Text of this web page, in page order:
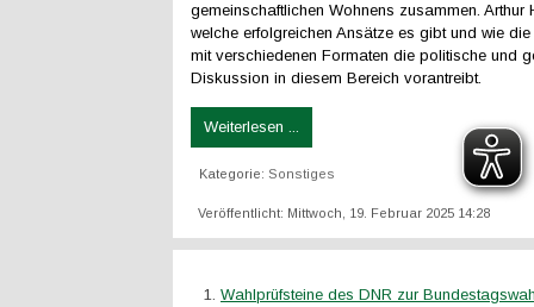
gemeinschaftlichen Wohnens zusammen. Arthur
welche erfolgreichen Ansätze es gibt und wie die
mit verschiedenen Formaten die politische und
Diskussion in diesem Bereich vorantreibt.
Weiterlesen ...
Kategorie: Sonstiges
Veröffentlicht: Mittwoch, 19. Februar 2025 14:28
Wahlprüfsteine des DNR zur